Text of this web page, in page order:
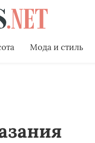
Мода и стиль